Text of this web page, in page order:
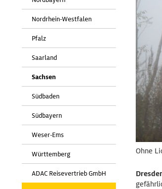
Nordrhein-Westfalen
Pfalz
Saarland
Sachsen
Südbaden
Südbayern
Weser-Ems
Württemberg
ADAC Reisevertrieb GmbH
Ohne